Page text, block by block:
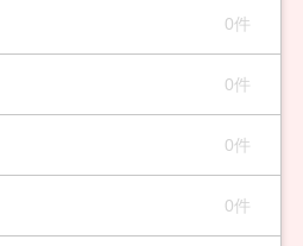
0件
0件
0件
0件